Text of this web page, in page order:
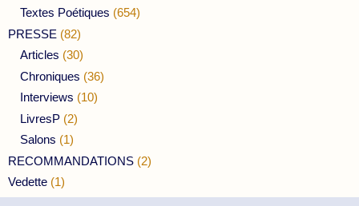
Textes Poétiques (654)
PRESSE (82)
Articles (30)
Chroniques (36)
Interviews (10)
LivresP (2)
Salons (1)
RECOMMANDATIONS (2)
Vedette (1)